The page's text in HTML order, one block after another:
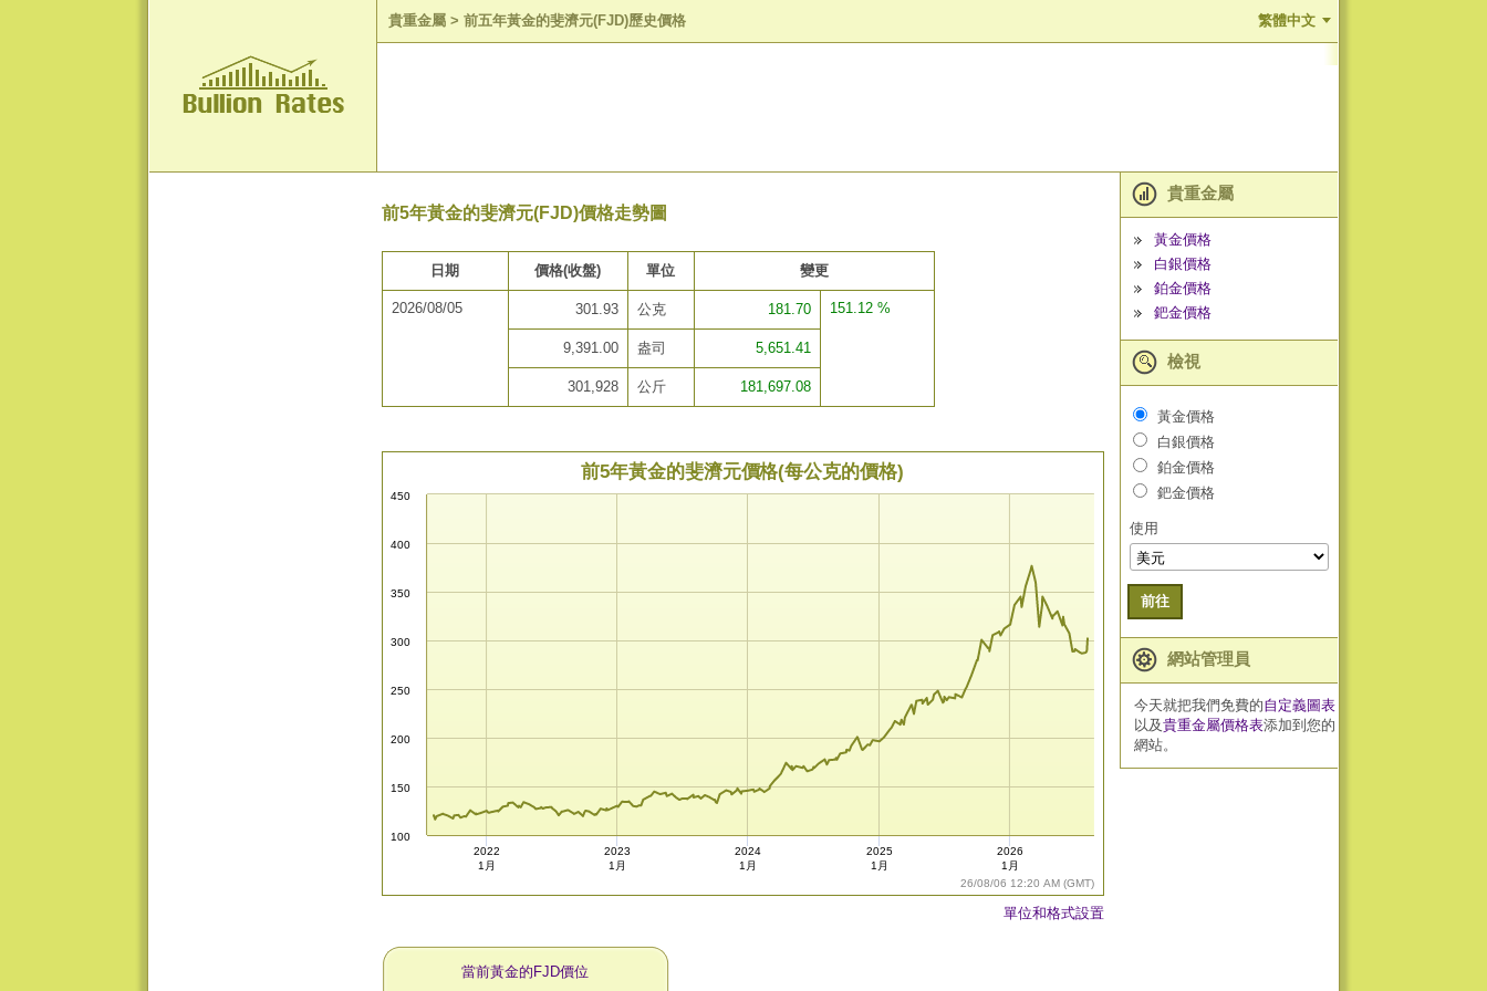
貴重金屬 > 前五年黃金的斐濟元(FJD)歷史價格 繁體中文
前5年黃金的斐濟元(FJD)價格走勢圖
日期 價格(收盤) 單位 變更
2026/08/05 301.93 公克 181.70 151.12 %
9,391.00 盎司 5,651.41
301,928 公斤 181,697.08
26/08/06 12:20 AM (GMT)
前5年黃金的斐濟元價格(每公克的價格)
100
150
200
250
300
350
400
450
2022
1月
2023
1月
2024
1月
2025
1月
2026
1月
單位和格式設置
當前黃金的FJD價位
貴重金屬
黃金價格
白銀價格
鉑金價格
鈀金價格
檢視
黃金價格
白銀價格
鉑金價格
鈀金價格
使用
前往
網站管理員
今天就把我們免費的自定義圖表
以及貴重金屬價格表添加到您的
網站。